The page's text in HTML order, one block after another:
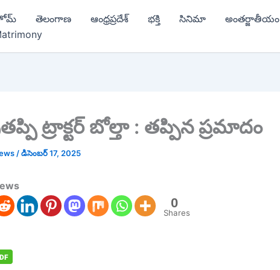
తెలంగాణ ఆంధ్రప్రదేశ్ భక్తి సినిమా అంతర్జాతీయం
ట్రాక్టర్ బోల్తా : తప్పిన ప్రమాదం
/డిసెంబర్ 17, 2025
0
Shares